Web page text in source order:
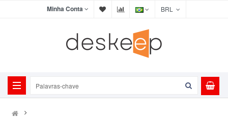
Minha Conta